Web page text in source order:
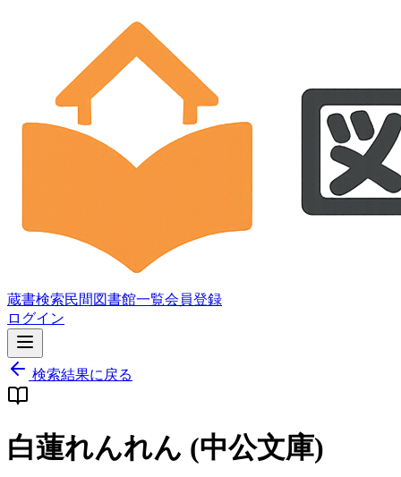
蔵書検索民間図書館一覧会員登録
ログイン
検索結果に戻る
白蓮れんれん (中公文庫)